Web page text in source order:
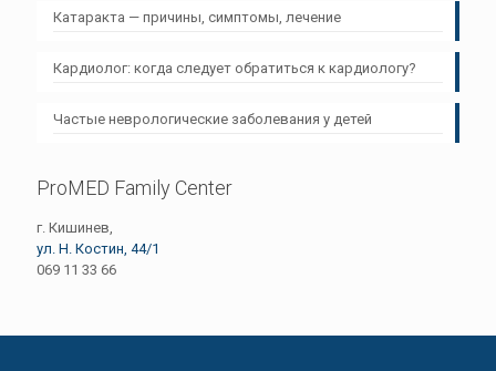
Катаракта — причины, симптомы, лечение
Кардиолог: когда следует обратиться к кардиологу?
Частые неврологические заболевания у детей
ProMED Family Center
г. Кишинев,
ул. Н. Костин, 44/1
069 11 33 66